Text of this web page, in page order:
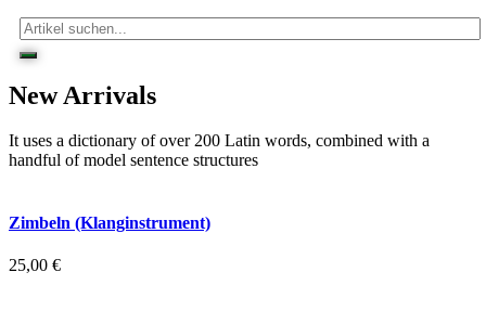
NewArrivals
It uses a dictionary of over 200 Latin words, combined with a
handful of model sentence structures
Zimbeln (Klanginstrument)
25,00 €